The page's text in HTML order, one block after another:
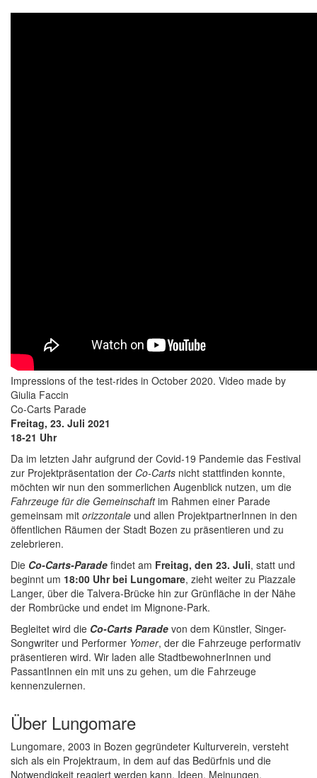
Impressions of the test-rides in October 2020. Video made by
Giulia Faccin
Co-Carts Parade
Freitag, 23. Juli 2021
18-21 Uhr
Da im letzten Jahr aufgrund der Covid-19 Pandemie das Festival
zur Projektpräsentation der Co-Carts nicht stattfinden konnte,
möchten wir nun den sommerlichen Augenblick nutzen, um die
Fahrzeuge für die Gemeinschaftim Rahmen einer Parade
gemeinsam mit orizzontale und allen ProjektpartnerInnen in den
öffentlichen Räumen der Stadt Bozen zu präsentieren und zu
zelebrieren.
Die Co-Carts-Parade findet am Freitag, den 23. Juli, statt und
beginnt um 18:00 Uhr bei Lungomare, zieht weiter zu Piazzale
Langer, über die Talvera-Brücke hin zur Grünfläche in der Nähe
der Rombrücke und endet im Mignone-Park.
Begleitet wird die Co-Carts Parade von dem Künstler, Singer-
Songwriter und Performer Yomer, der die Fahrzeuge performativ
präsentieren wird. Wir laden alle StadtbewohnerInnen und
PassantInnen ein mit uns zu gehen, um die Fahrzeuge
kennenzulernen.
Über Lungomare
Lungomare, 2003 in Bozen gegründeter Kulturverein, versteht
sich als ein Projektraum, in dem auf das Bedürfnis und die
Notwendigkeit reagiert werden kann, Ideen, Meinungen,